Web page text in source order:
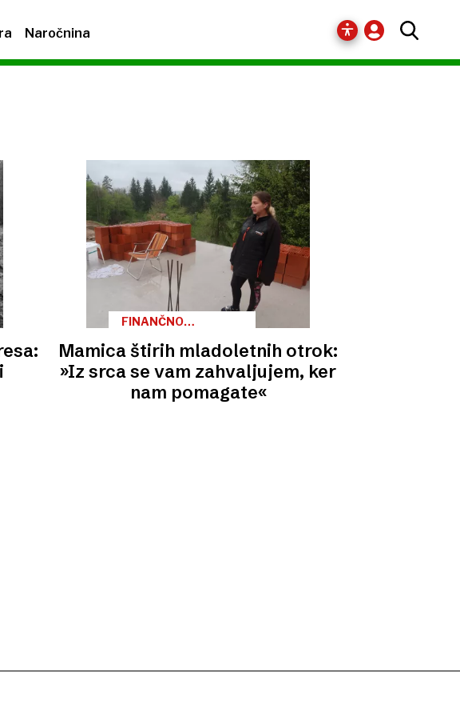
Naročnina
FINANČNO
Mamica štirih mladoletnih otrok:
»Iz srca se vam zahvaljujem, ker
nam pomagate«